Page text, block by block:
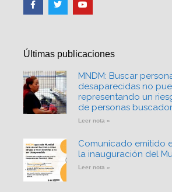
Últimas publicaciones
MNDM: Buscar
desaparecidas no
representando un
de personas
Leer nota »
Comunicado emitido
la inauguración del
Leer nota »